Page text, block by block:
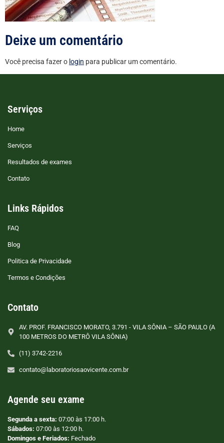
Deixe um comentário
Você precisa fazer o login para publicar um comentário.
Serviços
Home
Serviços
Resultados de exames
Contato
Links Rápidos
FAQ
Blog
Politica de Privacidade
Termos e Condições
Contato
AV. PROF. FRANCISCO MORATO, 3.791 - VILA SÔNIA – SÃO PAULO (A
100 METROS DO METRÔ VILA SÔNIA)
(11) 3742-2216
contato@laboratoriosaovicente.com.br
Agende seu exame
Segunda a sexta: 07:00 às 17:00 h.
Sábados: 07:00 às 12:00 h.
Domingos e Feriados: Fechado